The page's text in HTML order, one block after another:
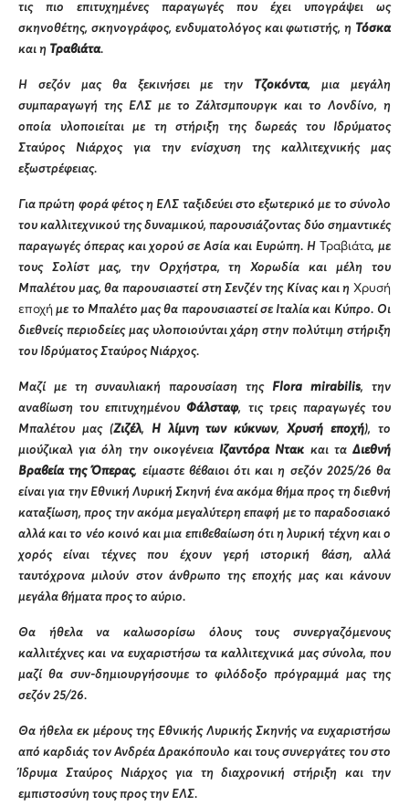
τις πιο επιτυχημένες παραγωγές που έχει υπογράψει ως
σκηνοθέτης, σκηνογράφος, ενδυματολόγος και φωτιστής, η Τόσκα
και η Τραβιάτα.
Η σεζόν μας θα ξεκινήσει με την Τζοκόντα, μια μεγάλη
συμπαραγωγή της ΕΛΣ με το Ζάλτσμπουργκ και το Λονδίνο, η
οποία υλοποιείται με τη στήριξη της δωρεάς του Ιδρύματος
Σταύρος Νιάρχος για την ενίσχυση της καλλιτεχνικής μας
εξωστρέφειας.
Για πρώτη φορά φέτος η ΕΛΣ ταξιδεύει στο εξωτερικό με το σύνολο
του καλλιτεχνικού της δυναμικού, παρουσιάζοντας δύο σημαντικές
παραγωγές όπερας και χορού σε Ασία και Ευρώπη. Η Τραβιάτα, με
τους Σολίστ μας, την Ορχήστρα, τη Χορωδία και μέλη του
Μπαλέτου μας, θα παρουσιαστεί στη Σενζέν της Κίνας και η Χρυσή
εποχή με το Μπαλέτο μας θα παρουσιαστεί σε Ιταλία και Κύπρο. Οι
διεθνείς περιοδείες μας υλοποιούνται χάρη στην πολύτιμη στήριξη
του Ιδρύματος Σταύρος Νιάρχος.
Μαζί με τη συναυλιακή παρουσίαση της Flora mirabilis, την
αναβίωση του επιτυχημένουΦάλσταφ, τις τρεις παραγωγές του
Μπαλέτου μας (Ζιζέλ, Η λίμνη των κύκνων,Χρυσή εποχή), το
μιούζικαλ για όλη την οικογένεια Ιζαντόρα Ντακ και ταΔιεθνή
Βραβεία της Όπερας, είμαστε βέβαιοι ότι και η σεζόν 2025/26 θα
είναι για την Εθνική Λυρική Σκηνή ένα ακόμα βήμα προς τη διεθνή
καταξίωση, προς την ακόμα μεγαλύτερη επαφή με το παραδοσιακό
αλλά και το νέο κοινό και μια επιβεβαίωση ότι η λυρική τέχνη και ο
χορός είναι τέχνες που έχουν γερή ιστορική βάση, αλλά
ταυτόχρονα μιλούν στον άνθρωπο της εποχής μας και κάνουν
μεγάλα βήματα προς το αύριο.
Θα ήθελα να καλωσορίσω όλους τους συνεργαζόμενους
καλλιτέχνες και να ευχαριστήσω τα καλλιτεχνικά μας σύνολα, που
μαζί θα συν-δημιουργήσουμε το φιλόδοξο πρόγραμμά μας της
σεζόν 25/26.
Θα ήθελα εκ μέρους της Εθνικής Λυρικής Σκηνής να ευχαριστήσω
από καρδιάς τον Ανδρέα Δρακόπουλο και τους συνεργάτες του στο
Ίδρυμα Σταύρος Νιάρχος για τη διαχρονική στήριξη και την
εμπιστοσύνη τους προς την ΕΛΣ.